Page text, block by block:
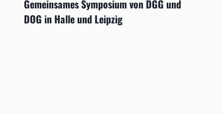
Gemeinsames Symposium von DGG und
DOG in Halle und Leipzig